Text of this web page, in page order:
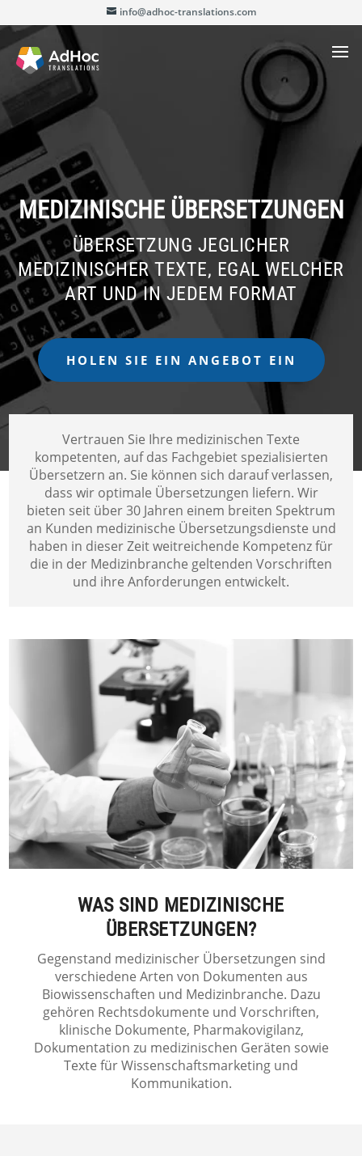
info@adhoc-translations.com
MEDIZINISCHE ÜBERSETZUNGEN
ÜBERSETZUNG JEGLICHER
MEDIZINISCHER TEXTE, EGAL WELCHER
ART UND IN JEDEM FORMAT
HOLEN SIE EIN ANGEBOT EIN
Vertrauen Sie Ihre medizinischen Texte
kompetenten, auf das Fachgebiet spezialisierten
Übersetzern an. Sie können sich darauf verlassen,
dass wir optimale Übersetzungen liefern. Wir
bieten seit über 30 Jahren einem breiten Spektrum
an Kunden medizinische Übersetzungsdienste und
haben in dieser Zeit weitreichende Kompetenz für
die in der Medizinbranche geltenden Vorschriften
und ihre Anforderungen entwickelt.
WAS SIND MEDIZINISCHE
ÜBERSETZUNGEN?
Gegenstand medizinischer Übersetzungen sind
verschiedene Arten von Dokumenten aus
Biowissenschaften und Medizinbranche. Dazu
gehören Rechtsdokumente und Vorschriften,
klinische Dokumente, Pharmakovigilanz,
Dokumentation zu medizinischen Geräten sowie
Texte für Wissenschaftsmarketing und
Kommunikation.